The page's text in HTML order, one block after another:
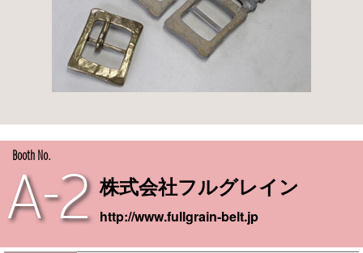
Booth No.
A-2 株式会社フルグレイン
http://www.fullgrain-belt.jp